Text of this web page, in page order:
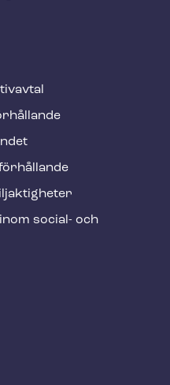
social- och